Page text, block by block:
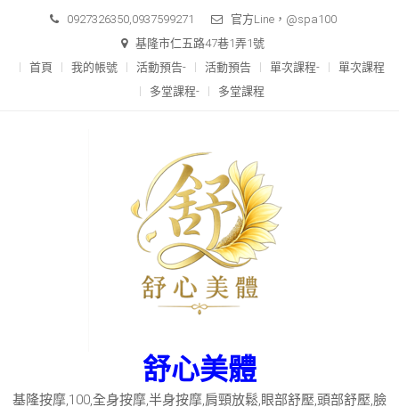
content
0927326350,0937599271
官方Line，@spa100
基隆市仁五路47巷1弄1號
首頁
我的帳號 活動預告- 活動預告 單次課程-
單次課程
多堂課程-
多堂課程
舒心美體
基隆按摩,100,全身按摩,半身按摩,肩頸放鬆,眼部舒壓,頭部舒壓,臉